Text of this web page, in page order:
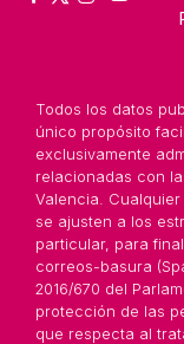
Todos los datos
único propósito
exclusivamente
relacionadas con
Valencia.
se ajusten a los
particular, para
correos-basura
2016/670 del
protección de las
que respecta al